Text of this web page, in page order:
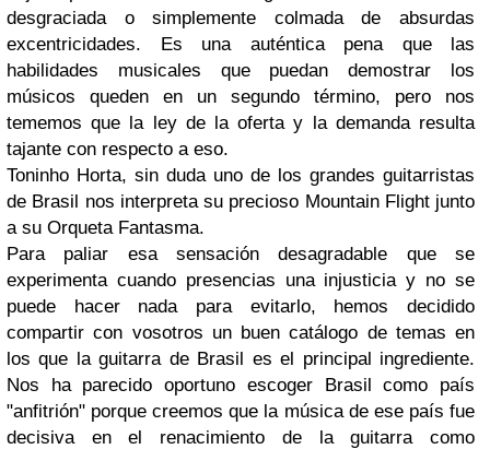
desgraciada o simplemente colmada de absurdas
excentricidades. Es una auténtica pena que las
habilidades musicales que puedan demostrar los
músicos queden en un segundo término, pero nos
tememos que la ley de la oferta y la demanda resulta
tajante con respecto a eso.
Toninho Horta, sin duda uno de los grandes guitarristas
de Brasil nos interpreta su precioso Mountain Flight junto
a su Orqueta Fantasma.
Para paliar esa sensación desagradable que se
experimenta cuando presencias una injusticia y no se
puede hacer nada para evitarlo, hemos decidido
compartir con vosotros un buen catálogo de temas en
los que la guitarra de Brasil es el principal ingrediente.
Nos ha parecido oportuno escoger Brasil como país
"anfitrión" porque creemos que la música de ese país fue
decisiva en el renacimiento de la guitarra como